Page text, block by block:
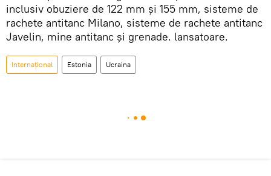
inclusiv obuziere de 122 mm și 155 mm, sisteme de
rachete antitanc Milano, sisteme de rachete antitanc
Javelin, mine antitanc și grenade. lansatoare.
Internațional Estonia Ucraina